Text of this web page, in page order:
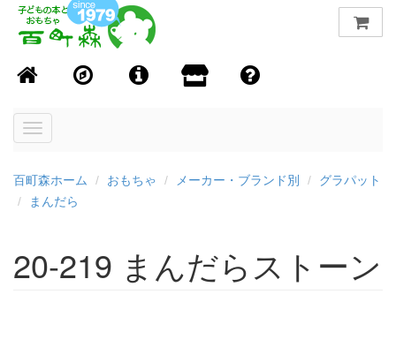
Toggle
百町森ホーム おもちゃ メーカー・ブランド別
グラパット
まんだら
20-219 まんだらストーン